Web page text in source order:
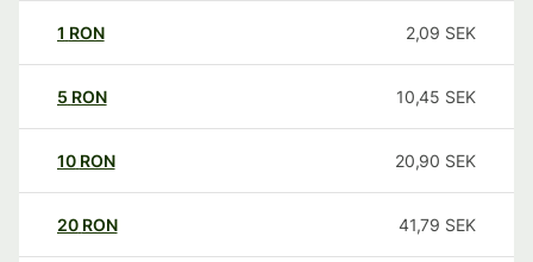
1 RON 2,09 SEK
5 RON 10,45 SEK
10 RON 20,90 SEK
20 RON 41,79 SEK